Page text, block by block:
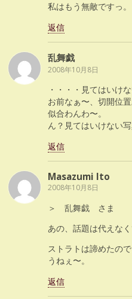
私はもう無敵ですっ。
返信
乱舞戯
2008年10月8日
・・・・見てはいけ
お前なぁ〜、切開位
似合わんわ〜。
ん？見てはいけない
返信
Masazumi Ito
2008年10月8日
＞ 乱舞戯 さま
あの、話題は代えな
ストラトは諦めたの
うねぇ〜。
返信